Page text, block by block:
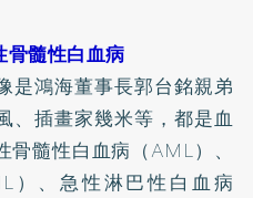
骨髓性白血病
是鴻海董事長郭台銘親弟
、插畫家幾米等，都是血
髓性白血病（AML）、
）、急性淋巴性白血病